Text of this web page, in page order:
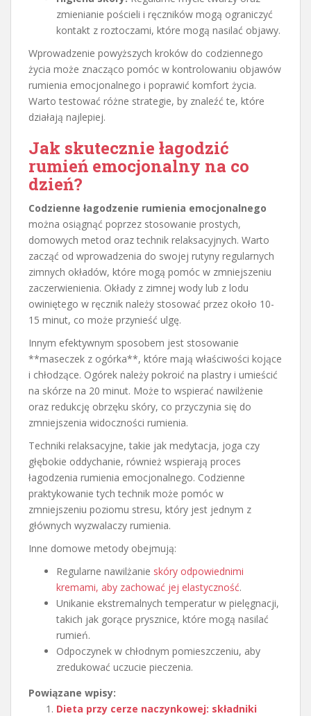
zmienianie pościeli i ręczników mogą ograniczyć
kontakt z roztoczami, które mogą nasilać objawy.
Wprowadzenie powyższych kroków do codziennego
życia może znacząco pomóc w kontrolowaniu objawów
rumienia emocjonalnego i poprawić komfort życia.
Warto testować różne strategie, by znaleźć te, które
działają najlepiej.
Jak skutecznie łagodzić
rumień emocjonalny na co
dzień?
Codzienne łagodzenie rumienia emocjonalnego
można osiągnąć poprzez stosowanie prostych,
domowych metod oraz technik relaksacyjnych. Warto
zacząć od wprowadzenia do swojej rutyny regularnych
zimnych okładów, które mogą pomóc w zmniejszeniu
zaczerwienienia. Okłady z zimnej wody lub z lodu
owiniętego w ręcznik należy stosować przez około 10-
15 minut, co może przynieść ulgę.
Innym efektywnym sposobem jest stosowanie
**maseczek z ogórka**, które mają właściwości kojące
i chłodzące. Ogórek należy pokroić na plastry i umieścić
na skórze na 20 minut. Może to wspierać nawilżenie
oraz redukcję obrzęku skóry, co przyczynia się do
zmniejszenia widoczności rumienia.
Techniki relaksacyjne, takie jak medytacja, joga czy
głębokie oddychanie, również wspierają proces
łagodzenia rumienia emocjonalnego. Codzienne
praktykowanie tych technik może pomóc w
zmniejszeniu poziomu stresu, który jest jednym z
głównych wyzwalaczy rumienia.
Inne domowe metody obejmują:
Regularne nawilżanie skóry odpowiednimi
kremami, aby zachować jej elastyczność.
Unikanie ekstremalnych temperatur w pielęgnacji,
takich jak gorące prysznice, które mogą nasilać
rumień.
Odpoczynek w chłodnym pomieszczeniu, aby
zredukować uczucie pieczenia.
Powiązane wpisy:
Dieta przy cerze naczynkowej: składniki